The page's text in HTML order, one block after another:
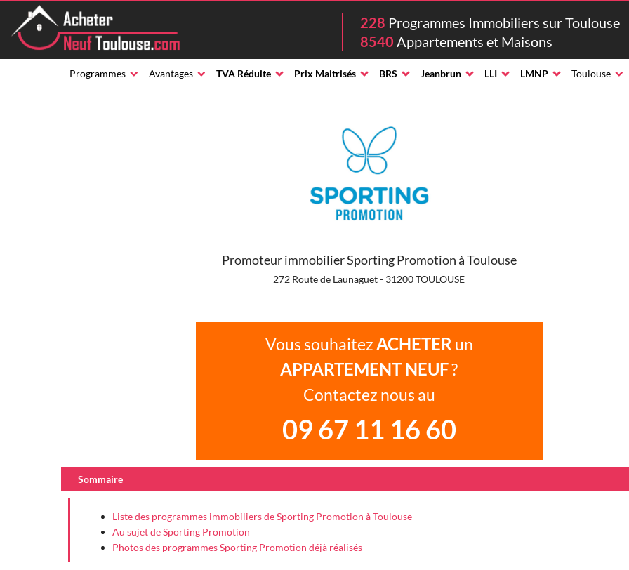
228 Programmes Immobiliers sur Toulouse
8540 Appartements et Maisons
Programmes Avantages TVA Réduite Prix Maitrisés BRS Jeanbrun LLI LMNP Toulouse
Promoteur immobilier Sporting Promotion à Toulouse
272 Route de Launaguet - 31200 TOULOUSE
Vous souhaitezACHETER un
APPARTEMENT NEUF?
Contactez nous au
09 67 11 16 60
Sommaire
Liste des programmes immobiliers de Sporting Promotion à Toulouse
Au sujet de Sporting Promotion
Photos des programmes Sporting Promotion déjà réalisés